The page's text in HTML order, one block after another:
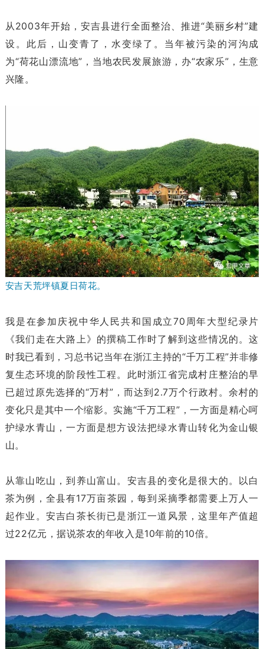
从2003年开始，安吉县进行全面整治、推进“美丽乡村”建
设。此后，山变青了，水变绿了。当年被污染的河沟成
为“荷花山漂流地”，当地农民发展旅游，办“农家乐”，生意
兴隆。
安吉天荒坪镇夏日荷花。
我是在参加庆祝中华人民共和国成立70周年大型纪录片
《我们走在大路上》的撰稿工作时了解到这些情况的。这
时我已看到，习总书记当年在浙江主持的“千万工程”并非修
复生态环境的阶段性工程。此时浙江省完成村庄整治的早
已超过原先选择的“万村”，而达到2.7万个行政村。余村的
变化只是其中一个缩影。实施“千万工程”，一方面是精心呵
护绿水青山，一方面是想方设法把绿水青山转化为金山银
山。
从靠山吃山，到养山富山。安吉县的变化是很大的。以白
茶为例，全县有17万亩茶园，每到采摘季都需要上万人一
起作业。安吉白茶长街已是浙江一道风景，这里年产值超
过22亿元，据说茶农的年收入是10年前的10倍。